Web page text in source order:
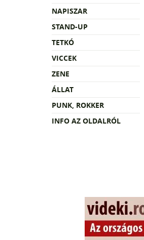
NAPISZAR
STAND-UP
TETKÓ
VICCEK
ZENE
ÁLLAT
PUNK, ROKKER
INFO AZ OLDALRÓL